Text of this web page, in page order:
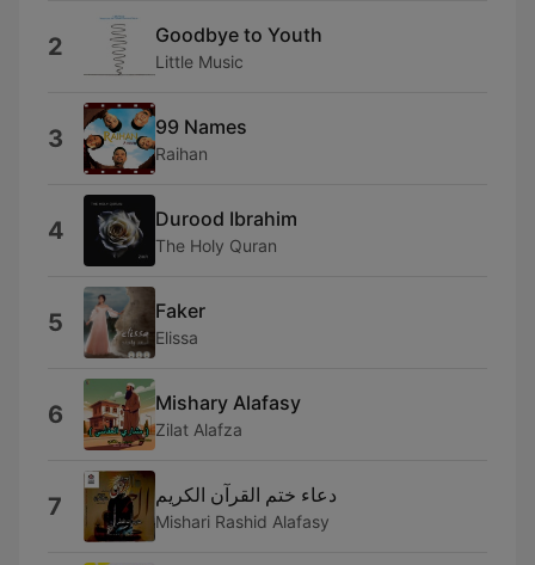
2 Goodbye to Youth
Little Music
3 99 Names
Raihan
4 Durood Ibrahim
The Holy Quran
5 Faker
Elissa
6 Mishary Alafasy
Zilat Alafza
7 دعاء ختم القرآن الكريم
Mishari Rashid Alafasy